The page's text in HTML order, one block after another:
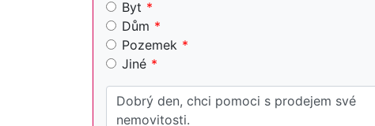
Byt
Dům
Pozemek
Jiné